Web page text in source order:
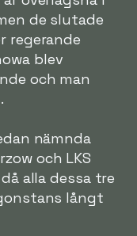
de slutade
regerande
blev
och man
nämnda
och LKS
alla dessa tre
långt